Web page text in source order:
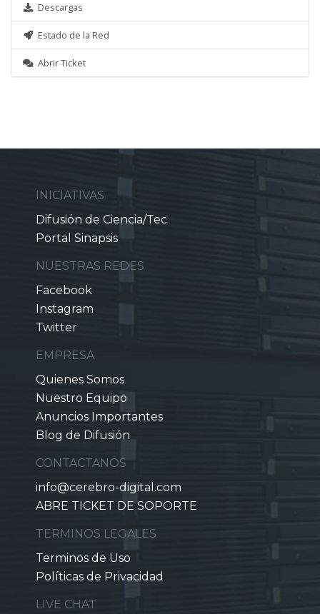
Descargas
Estado de la Red
Abrir Ticket
INICIATIVAS
Difusión de Ciencia/Tec
Portal Sinapsis
NUESTRAS REDES
Facebook
Instagram
Twitter
EMPRESA
Quienes Somos
Nuestro Equipo
Anuncios Importantes
Blog de Difusión
CONTACTANOS
info@cerebro-digital.com
ABRE TICKET DE SOPORTE
TERMINOS LEGALES
Terminos de Uso
Políticas de Privacidad
LIVE CHAT